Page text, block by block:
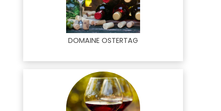
DOMAINE OSTERTAG